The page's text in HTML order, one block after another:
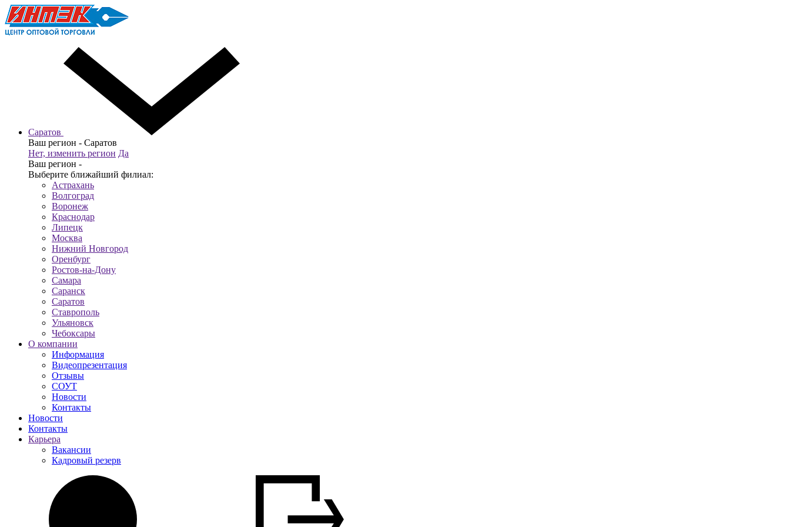
Саратов
Ваш регион - Саратов
Нет, изменить регион Да
Ваш регион -
Выберите ближайший филиал:
Астрахань
Волгоград
Воронеж
Краснодар
Липецк
Москва
Нижний Новгород
Оренбург
Ростов-на-Дону
Самара
Саранск
Саратов
Ставрополь
Ульяновск
Чебоксары
О компании
Информация
Видеопрезентация
Отзывы
СОУТ
Новости
Контакты
Новости
Контакты
Карьера
Вакансии
Кадровый резерв